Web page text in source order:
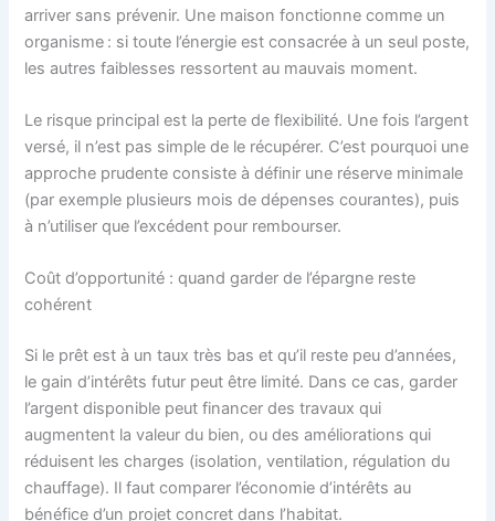
arriver sans prévenir. Une maison fonctionne comme un
organisme : si toute l’énergie est consacrée à un seul poste,
les autres faiblesses ressortent au mauvais moment.
Le risque principal est la perte de flexibilité. Une fois l’argent
versé, il n’est pas simple de le récupérer. C’est pourquoi une
approche prudente consiste à définir une réserve minimale
(par exemple plusieurs mois de dépenses courantes), puis
à n’utiliser que l’excédent pour rembourser.
Coût d’opportunité : quand garder de l’épargne reste
cohérent
Si le prêt est à un taux très bas et qu’il reste peu d’années,
le gain d’intérêts futur peut être limité. Dans ce cas, garder
l’argent disponible peut financer des travaux qui
augmentent la valeur du bien, ou des améliorations qui
réduisent les charges (isolation, ventilation, régulation du
chauffage). Il faut comparer l’économie d’intérêts au
bénéfice d’un projet concret dans l’habitat.